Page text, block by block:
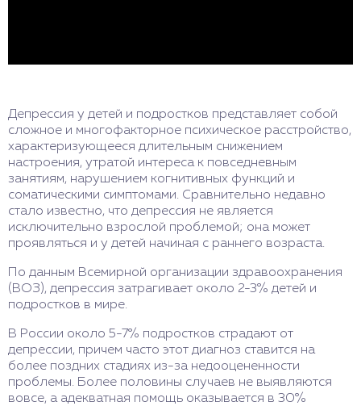
Депрессия у детей и подростков представляет собой
сложное и многофакторное психическое расстройство,
характеризующееся длительным снижением
настроения, утратой интереса к повседневным
занятиям, нарушением когнитивных функций и
соматическими симптомами. Сравнительно недавно
стало известно, что депрессия не является
исключительно взрослой проблемой; она может
проявляться и у детей начиная с раннего возраста.
По данным Всемирной организации здравоохранения
(ВОЗ), депрессия затрагивает около 2-3% детей и
подростков в мире.
В России около 5-7% подростков страдают от
депрессии, причем часто этот диагноз ставится на
более поздних стадиях из-за недооцененности
проблемы. Более половины случаев не выявляются
вовсе, а адекватная помощь оказывается в 30%